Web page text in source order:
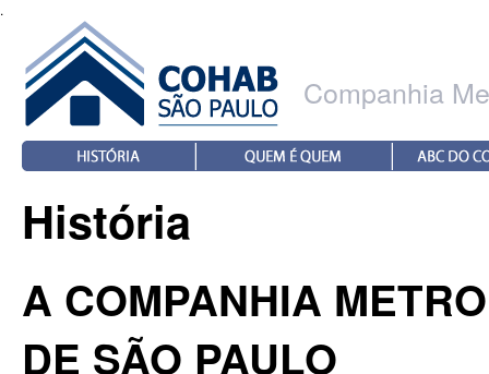
.
Companhia
História
A COMPANHIA
DE SÃO PAULO